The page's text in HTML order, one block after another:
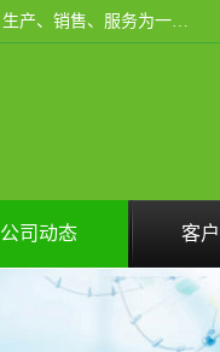
河南省三强医疗器械有限责任公司成立于2010年，位于滑县产业集聚区，是一家集医疗器械设计、研发、生产、销售、服务为一体的现代化高新技术企业。企业园区占地11.8万余平方米，设计建筑面积约13万平方米，总投资约5亿元，主要产品涵盖了清洗灭菌设备、消毒供应室整体配套方案、净化装修、洗消追溯系统、婴儿洗浴系统、物流仓储系统等6大板块。
公司动态 客